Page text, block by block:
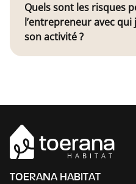
Quels sont les risques
l’entrepreneur avec
son activité ?
toerana
HABITAT
TOERANA HABITAT